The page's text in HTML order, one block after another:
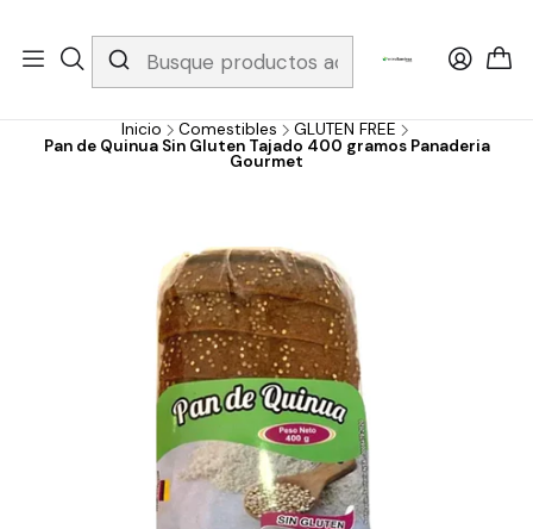
Whatsapp 3229079958/ Fijo 6019251796 / Envios a todo el país y
gratis apartir de 199.000!
Inicio Comestibles
GLUTEN FREE
Pan de Quinua Sin Gluten Tajado 400 gramos Panaderia
Gourmet